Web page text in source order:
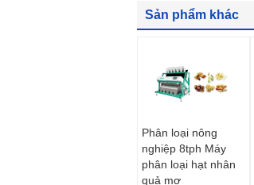
Sản phẩm khác
Phân loại nông
nghiệp 8tph Máy
phân loại hạt nhân
quả mơ